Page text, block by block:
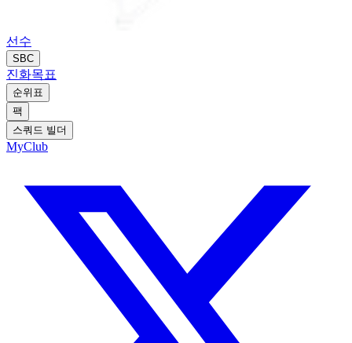
선수
SBC
진화목표
순위표
팩
스쿼드 빌더
MyClub